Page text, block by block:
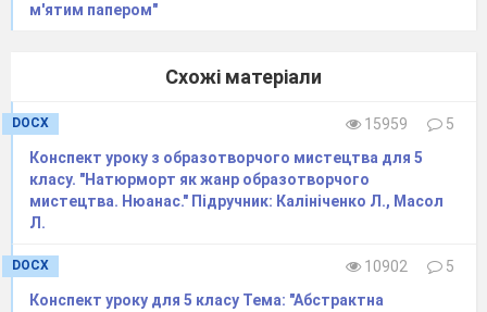
м'ятим папером"
Схожі матеріали
DOCX 15959
5
Конспект уроку з образотворчого мистецтва для 5
класу. "Натюрморт як жанр образотворчого
мистецтва. Нюанас." Підручник: Калініченко Л., Масол
Л.
DOCX 10902
5
Конспект уроку для 5 класу Тема: "Абстрактна